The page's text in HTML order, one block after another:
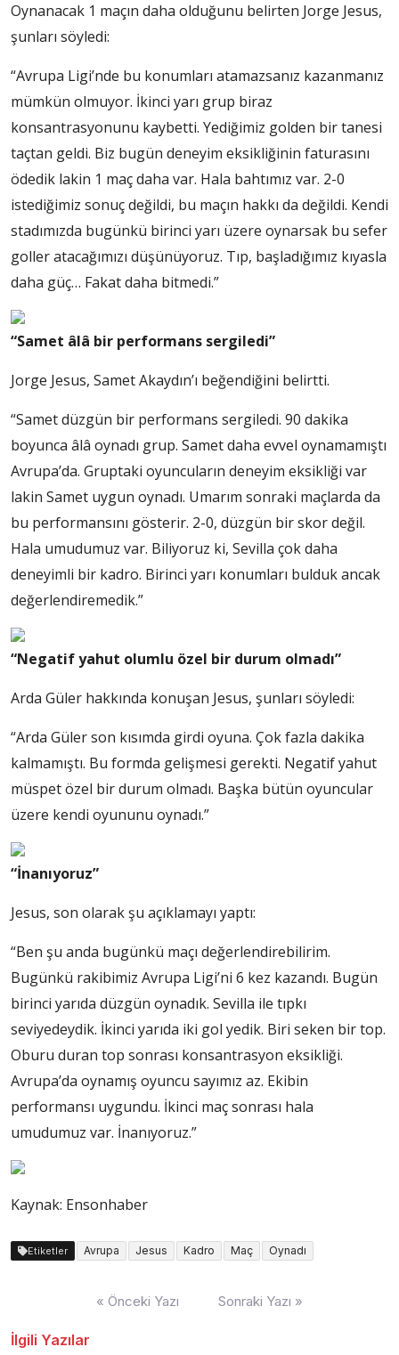
Oynanacak 1 maçın daha olduğunu belirten Jorge Jesus,
şunları söyledi:
“Avrupa Ligi’nde bu konumları atamazsanız kazanmanız
mümkün olmuyor. İkinci yarı grup biraz
konsantrasyonunu kaybetti. Yediğimiz golden bir tanesi
taçtan geldi. Biz bugün deneyim eksikliğinin faturasını
ödedik lakin 1 maç daha var. Hala bahtımız var. 2-0
istediğimiz sonuç değildi, bu maçın hakkı da değildi. Kendi
stadımızda bugünkü birinci yarı üzere oynarsak bu sefer
goller atacağımızı düşünüyoruz. Tıp, başladığımız kıyasla
daha güç… Fakat daha bitmedi.”
“Samet âlâ bir performans sergiledi”
Jorge Jesus, Samet Akaydın’ı beğendiğini belirtti.
“Samet düzgün bir performans sergiledi. 90 dakika
boyunca âlâ oynadı grup. Samet daha evvel oynamamıştı
Avrupa’da. Gruptaki oyuncuların deneyim eksikliği var
lakin Samet uygun oynadı. Umarım sonraki maçlarda da
bu performansını gösterir. 2-0, düzgün bir skor değil.
Hala umudumuz var. Biliyoruz ki, Sevilla çok daha
deneyimli bir kadro. Birinci yarı konumları bulduk ancak
değerlendiremedik.”
“Negatif yahut olumlu özel bir durum olmadı”
Arda Güler hakkında konuşan Jesus, şunları söyledi:
“Arda Güler son kısımda girdi oyuna. Çok fazla dakika
kalmamıştı. Bu formda gelişmesi gerekti. Negatif yahut
müspet özel bir durum olmadı. Başka bütün oyuncular
üzere kendi oyununu oynadı.”
“İnanıyoruz”
Jesus, son olarak şu açıklamayı yaptı:
“Ben şu anda bugünkü maçı değerlendirebilirim.
Bugünkü rakibimiz Avrupa Ligi’ni 6 kez kazandı. Bugün
birinci yarıda düzgün oynadık. Sevilla ile tıpkı
seviyedeydik. İkinci yarıda iki gol yedik. Biri seken bir top.
Oburu duran top sonrası konsantrasyon eksikliği.
Avrupa’da oynamış oyuncu sayımız az. Ekibin
performansı uygundu. İkinci maç sonrası hala
umudumuz var. İnanıyoruz.”
Kaynak: Ensonhaber
Etiketler Avrupa Jesus Kadro Maç Oynadı
« Önceki Yazı Sonraki Yazı »
İlgili Yazılar